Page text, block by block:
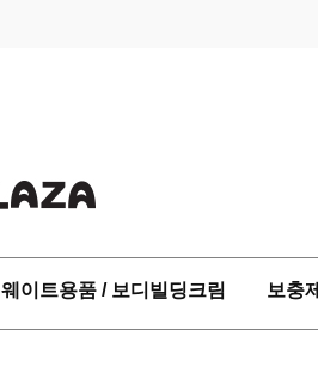
웨이트용품 / 보디빌딩크림 보충제